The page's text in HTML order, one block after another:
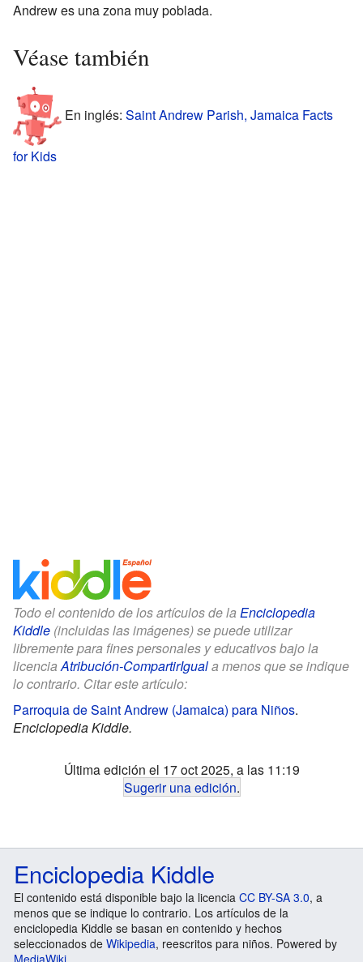
Andrew es una zona muy poblada.
Véase también
En inglés: Saint Andrew Parish, Jamaica Facts
for Kids
Todo el contenido de los artículos de la Enciclopedia
Kiddle (incluidas las imágenes) se puede utilizar
libremente para fines personales y educativos bajo la
licenciaAtribución-CompartirIguala menos que se indique
lo contrario. Citar este artículo:
Parroquia de Saint Andrew (Jamaica) para Niños.
Enciclopedia Kiddle.
Última edición el 17 oct 2025, a las 11:19
Sugerir una edición.
Enciclopedia Kiddle
El contenido está disponible bajo la licencia CC BY-SA 3.0, a
menos que se indique lo contrario. Los artículos de la
enciclopedia Kiddle se basan en contenido y hechos
seleccionados de Wikipedia, reescritos para niños. Powered by